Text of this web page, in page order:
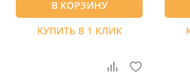
В КОРЗИНУ
КУПИТЬ В 1 КЛИК